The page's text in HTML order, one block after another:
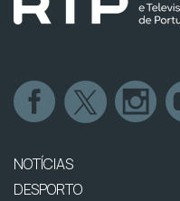
NOTÍCIAS
DESPORTO